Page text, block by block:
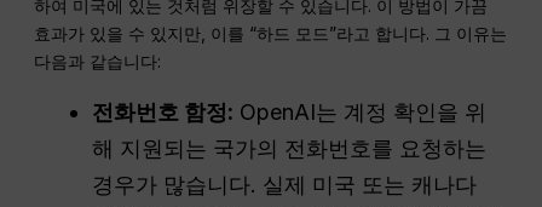
하여 미국에 있는 것처럼 위장할 수 있습니다. 이 방법이 가끔
효과가 있을 수 있지만, 이를 “하드 모드”라고 합니다. 그 이유는
다음과 같습니다:
전화번호 함정: OpenAI는 계정 확인을 위
해 지원되는 국가의 전화번호를 요청하는
경우가 많습니다. 실제 미국 또는 캐나다